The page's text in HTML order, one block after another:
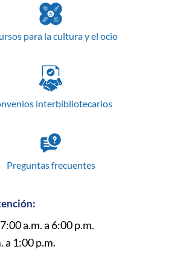
para la cultura y el ocio
interbibliotecarios
Preguntas frecuentes
7:00 a.m. a 6:00 p.m.
a 1:00 p.m.